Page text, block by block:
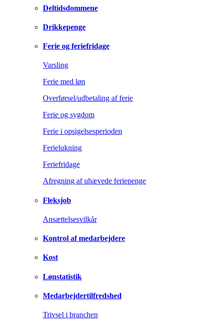
Deltidsdommene
Drikkepenge
Ferie og feriefridage
Varsling
Ferie med løn
Overførsel/udbetaling af ferie
Ferie og sygdom
Ferie i opsigelsesperioden
Ferielukning
Feriefridage
Afregning af uhævede feriepenge
Fleksjob
Ansættelsesvilkår
Kontrol af medarbejdere
Kost
Lønstatistik
Medarbejdertilfredshed
Trivsel i branchen